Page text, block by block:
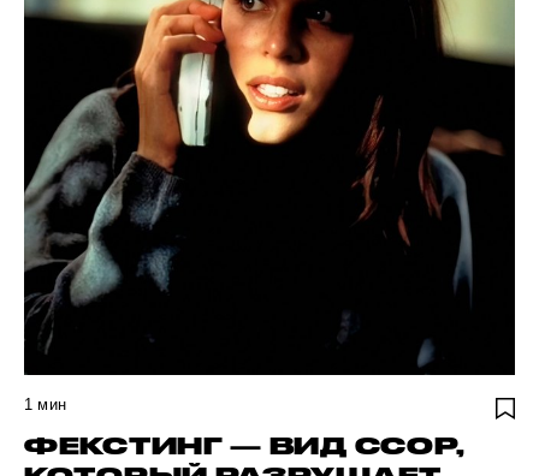
1 мин
ФЕКСТИНГ — ВИД ССОР,